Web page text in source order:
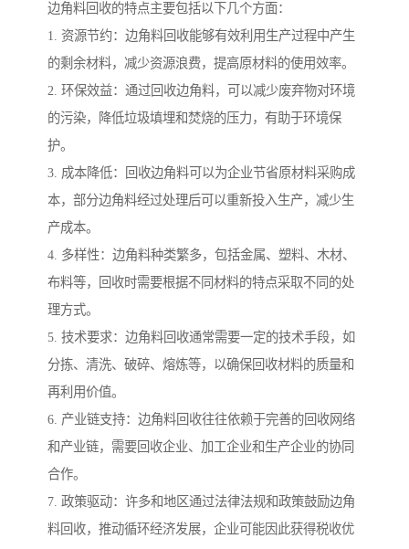
边角料回收的特点主要包括以下几个方面：
1. 资源节约：边角料回收能够有效利用生产过程中产生
的剩余材料，减少资源浪费，提高原材料的使用效率。
2. 环保效益：通过回收边角料，可以减少废弃物对环境
的污染，降低垃圾填埋和焚烧的压力，有助于环境保
护。
3. 成本降低：回收边角料可以为企业节省原材料采购成
本，部分边角料经过处理后可以重新投入生产，减少生
产成本。
4. 多样性：边角料种类繁多，包括金属、塑料、木材、
布料等，回收时需要根据不同材料的特点采取不同的处
理方式。
5. 技术要求：边角料回收通常需要一定的技术手段，如
分拣、清洗、破碎、熔炼等，以确保回收材料的质量和
再利用价值。
6. 产业链支持：边角料回收往往依赖于完善的回收网络
和产业链，需要回收企业、加工企业和生产企业的协同
合作。
7. 政策驱动：许多和地区通过法律法规和政策鼓励边角
料回收，推动循环经济发展，企业可能因此获得税收优